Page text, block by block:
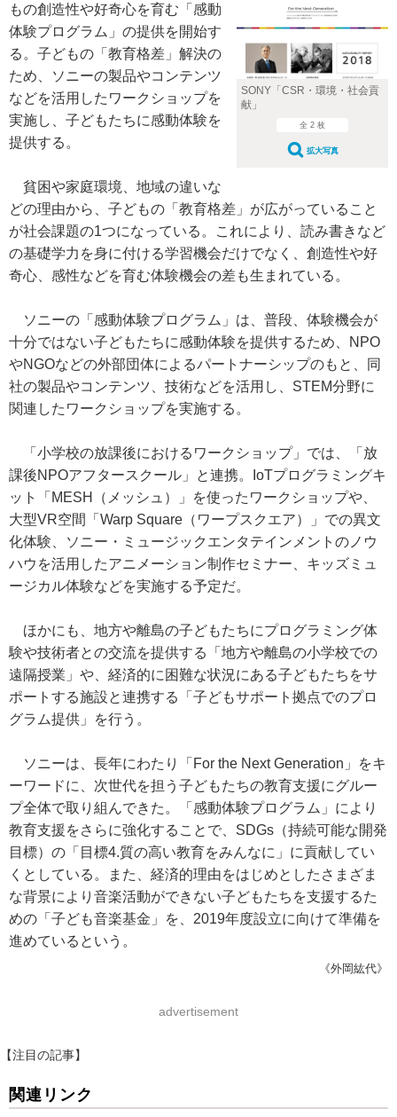
SONY「CSR・環境・社会貢
献」
全 2 枚
拡大写真
もの創造性や好奇心を育む「感動
体験プログラム」の提供を開始す
る。子どもの「教育格差」解決の
ため、ソニーの製品やコンテンツ
などを活用したワークショップを
実施し、子どもたちに感動体験を
提供する。
貧困や家庭環境、地域の違いな
どの理由から、子どもの「教育格差」が広がっていること
が社会課題の1つになっている。これにより、読み書きなど
の基礎学力を身に付ける学習機会だけでなく、創造性や好
奇心、感性などを育む体験機会の差も生まれている。
ソニーの「感動体験プログラム」は、普段、体験機会が
十分ではない子どもたちに感動体験を提供するため、NPO
やNGOなどの外部団体によるパートナーシップのもと、同
社の製品やコンテンツ、技術などを活用し、STEM分野に
関連したワークショップを実施する。
「小学校の放課後におけるワークショップ」では、「放
課後NPOアフタースクール」と連携。IoTプログラミングキ
ット「MESH（メッシュ）」を使ったワークショップや、
大型VR空間「Warp Square（ワープスクエア）」での異文
化体験、ソニー・ミュージックエンタテインメントのノウ
ハウを活用したアニメーション制作セミナー、キッズミュ
ージカル体験などを実施する予定だ。
ほかにも、地方や離島の子どもたちにプログラミング体
験や技術者との交流を提供する「地方や離島の小学校での
遠隔授業」や、経済的に困難な状況にある子どもたちをサ
ポートする施設と連携する「子どもサポート拠点でのプロ
グラム提供」を行う。
ソニーは、長年にわたり「For the Next Generation」をキ
ーワードに、次世代を担う子どもたちの教育支援にグルー
プ全体で取り組んできた。「感動体験プログラム」により
教育支援をさらに強化することで、SDGs（持続可能な開発
目標）の「目標4.質の高い教育をみんなに」に貢献してい
くとしている。また、経済的理由をはじめとしたさまざま
な背景により音楽活動ができない子どもたちを支援するた
めの「子ども音楽基金」を、2019年度設立に向けて準備を
進めているという。
《外岡紘代》
advertisement
【注目の記事】
関連リンク